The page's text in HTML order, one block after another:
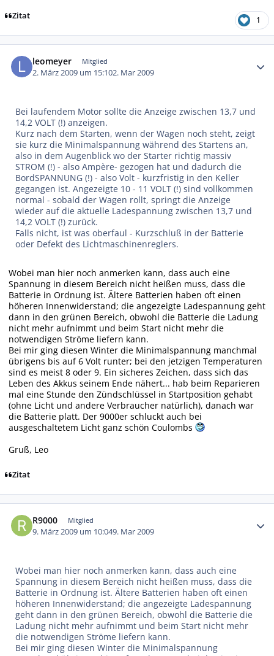
Zitat 1
leomeyer Mitglied
2. März 2009 um 15:102. Mar 2009
Bei laufendem Motor sollte die Anzeige zwischen 13,7 und
14,2 VOLT (!) anzeigen.
Kurz nach dem Starten, wenn der Wagen noch steht, zeigt
sie kurz die Minimalspannung während des Startens an,
also in dem Augenblick wo der Starter richtig massiv
STROM (!) - also Ampère- gezogen hat und dadurch die
BordSPANNUNG (!) - also Volt - kurzfristig in den Keller
gegangen ist. Angezeigte 10 - 11 VOLT (!) sind vollkommen
normal - sobald der Wagen rollt, springt die Anzeige
wieder auf die aktuelle Ladespannung zwischen 13,7 und
14,2 VOLT (!) zurück.
Falls nicht, ist was oberfaul - Kurzschluß in der Batterie
oder Defekt des Lichtmaschinenreglers.
Wobei man hier noch anmerken kann, dass auch eine
Spannung in diesem Bereich nicht heißen muss, dass die
Batterie in Ordnung ist. Ältere Batterien haben oft einen
höheren Innenwiderstand; die angezeigte Ladespannung geht
dann in den grünen Bereich, obwohl die Batterie die Ladung
nicht mehr aufnimmt und beim Start nicht mehr die
notwendigen Ströme liefern kann.
Bei mir ging diesen Winter die Minimalspannung manchmal
übrigens bis auf 6 Volt runter; bei den jetzigen Temperaturen
sind es meist 8 oder 9. Ein sicheres Zeichen, dass sich das
Leben des Akkus seinem Ende nähert... hab beim Reparieren
mal eine Stunde den Zündschlüssel in Startposition gehabt
(ohne Licht und andere Verbraucher natürlich), danach war
die Batterie platt. Der 9000er schluckt auch bei
ausgeschaltetem Licht ganz schön Coulombs
Gruß, Leo
Zitat
R9000 Mitglied
9. März 2009 um 10:049. Mar 2009
Wobei man hier noch anmerken kann, dass auch eine
Spannung in diesem Bereich nicht heißen muss, dass die
Batterie in Ordnung ist. Ältere Batterien haben oft einen
höheren Innenwiderstand; die angezeigte Ladespannung
geht dann in den grünen Bereich, obwohl die Batterie die
Ladung nicht mehr aufnimmt und beim Start nicht mehr
die notwendigen Ströme liefern kann.
Bei mir ging diesen Winter die Minimalspannung